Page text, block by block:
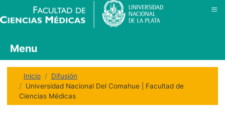
Inicio
Difusión
Universidad Nacional Del Comahue | Facultad de
Ciencias Médicas
Menu
≡